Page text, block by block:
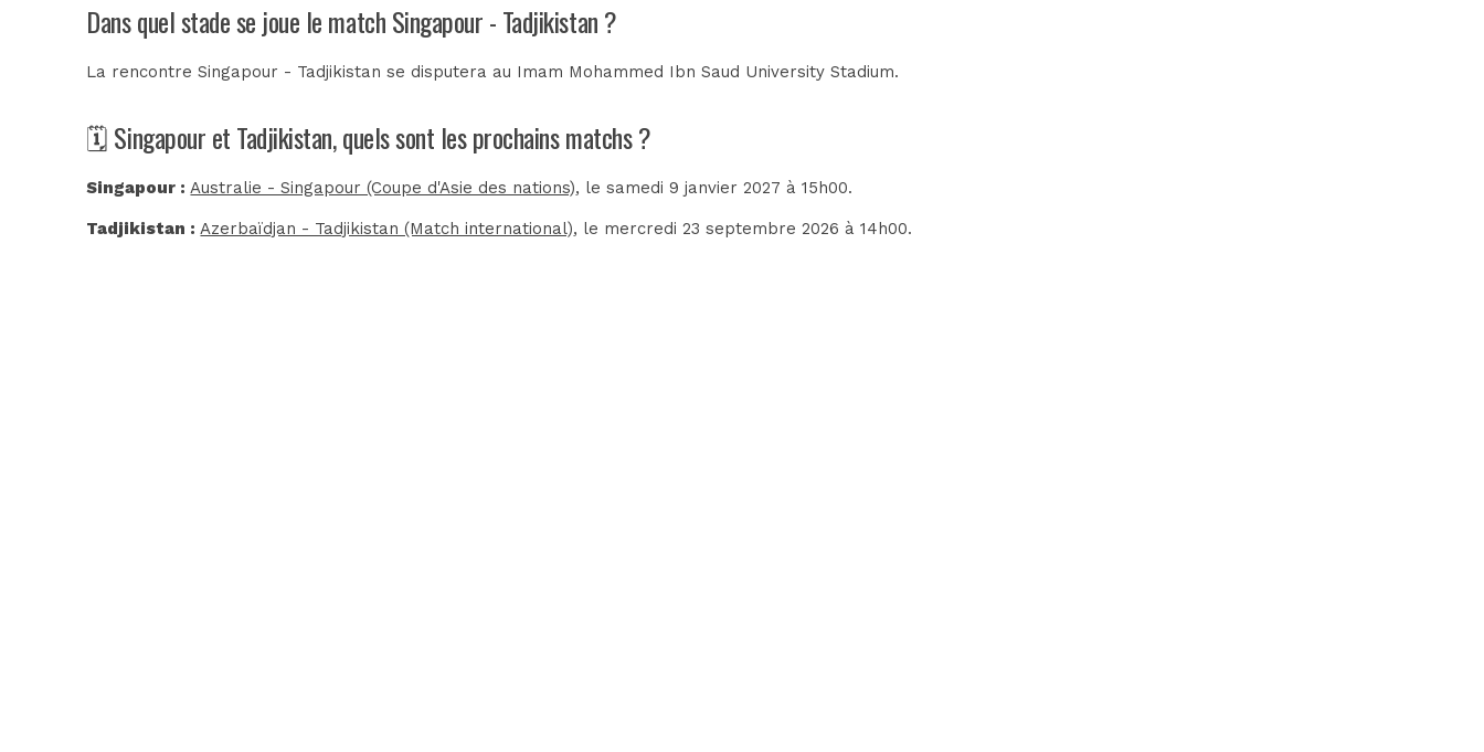
Dans quel stade se joue le match Singapour - Tadjikistan ?
La rencontre Singapour - Tadjikistan se disputera au Imam Mohammed Ibn Saud University Stadium.
🗓️ Singapour et Tadjikistan, quels sont les prochains matchs ?
Singapour : Australie - Singapour (Coupe d'Asie des nations), le samedi 9 janvier 2027 à 15h00.
Tadjikistan : Azerbaïdjan - Tadjikistan (Match international), le mercredi 23 septembre 2026 à 14h00.